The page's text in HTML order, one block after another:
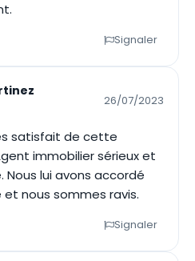
Signaler
26/07/2023
satisfait de cette
immobilier sérieux et
lui avons accordé
nous sommes ravis.
Signaler